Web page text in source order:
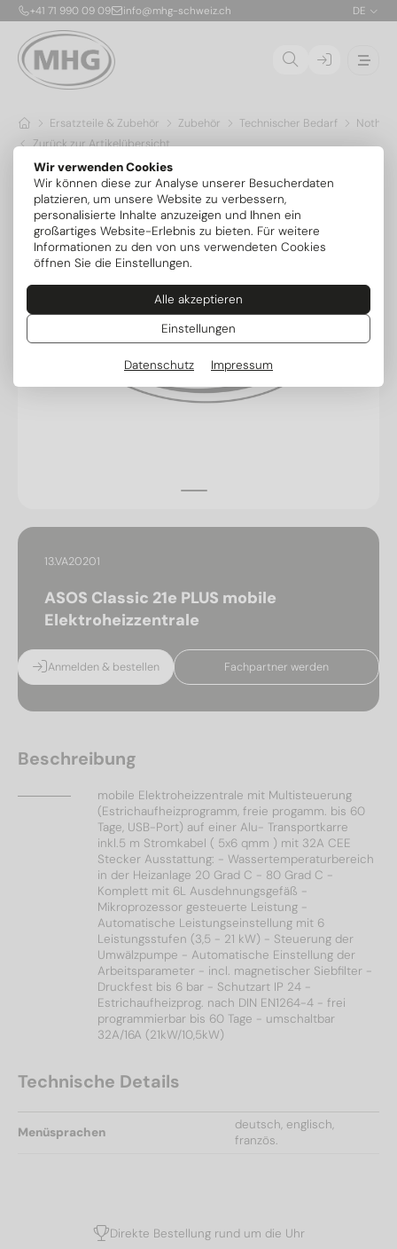
Wir verwenden Cookies
Wir können diese zur Analyse unserer Besucherdaten
platzieren, um unsere Website zu verbessern,
personalisierte Inhalte anzuzeigen und Ihnen ein
großartiges Website-Erlebnis zu bieten. Für weitere
Informationen zu den von uns verwendeten Cookies
öffnen Sie die Einstellungen.
Alle akzeptieren
Einstellungen
Datenschutz Impressum
+41 71 990 09 09 info@mhg-schweiz.ch DE
Ersatzteile & Zubehör Zubehör Technischer Bedarf
Zurück zur Artikelübersicht
13.VA20201
ASOS Classic 21e PLUS mobile
Elektroheizzentrale
Anmelden & bestellen Fachpartner werden
Beschreibung
mobile Elektroheizzentrale mit Multisteuerung
(Estrichaufheizprogramm, freie progamm. bis 60
Tage, USB-Port) auf einer Alu- Transportkarre
inkl.5 m Stromkabel ( 5x6 qmm ) mit 32A CEE
Stecker Ausstattung: - Wassertemperaturbereich
in der Heizanlage 20 Grad C - 80 Grad C -
Komplett mit 6L Ausdehnungsgefäß -
Mikroprozessor gesteuerte Leistung -
Automatische Leistungseinstellung mit 6
Leistungsstufen (3,5 - 21 kW) - Steuerung der
Umwälzpumpe - Automatische Einstellung der
Arbeitsparameter - incl. magnetischer Siebfilter -
Druckfest bis 6 bar - Schutzart IP 24 -
Estrichaufheizprog. nach DIN EN1264-4 - frei
programmierbar bis 60 Tage - umschaltbar
32A/16A (21kW/10,5kW)
Technische Details
Menüsprachen
deutsch, englisch,
französ.
Direkte Bestellung rund um die Uhr